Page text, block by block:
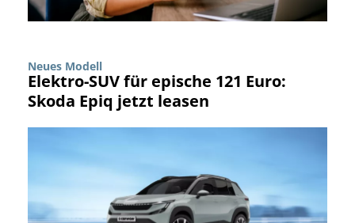
Neues Modell
Elektro-SUV für epische 121 Euro:
Skoda Epiq jetzt leasen